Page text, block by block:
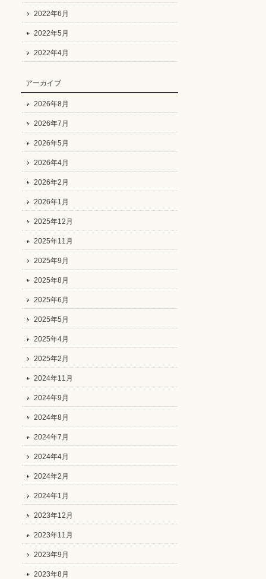
2022年6月
2022年5月
2022年4月
アーカイブ
2026年8月
2026年7月
2026年5月
2026年4月
2026年2月
2026年1月
2025年12月
2025年11月
2025年9月
2025年8月
2025年6月
2025年5月
2025年4月
2025年2月
2024年11月
2024年9月
2024年8月
2024年7月
2024年4月
2024年2月
2024年1月
2023年12月
2023年11月
2023年9月
2023年8月